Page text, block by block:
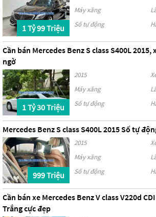
1 Tỷ 99 Triệu
Máy xăng
Số tự động
Cần bán Mercedes Benz S class S400L 2015,
ngờ
1 Tỷ 30 Triệu
2015
Máy xăng
Số tự động
Mercedes Benz S class S400L 2015 Số tự
999 Triệu
2015
Máy xăng
Số tự động
Cần bán xe Mercedes Benz V class V220d
Trắng cực đẹp